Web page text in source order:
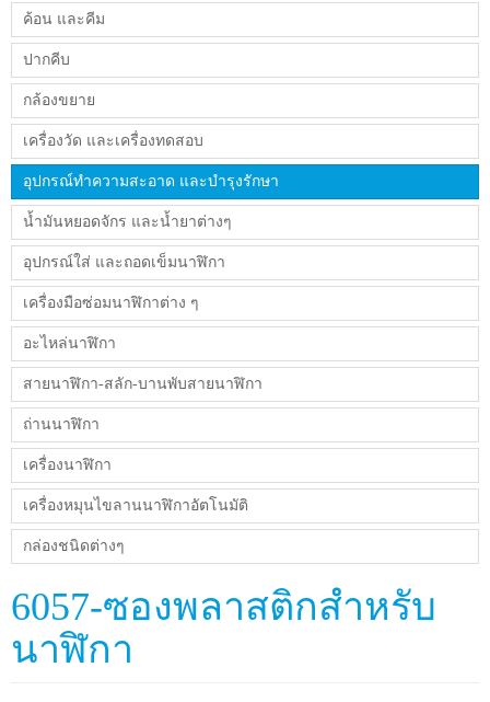
ค้อน และคีม
ปากคีบ
กล้องขยาย
เครื่องวัด และเครื่องทดสอบ
อุปกรณ์ทำความสะอาด และบำรุงรักษา
น้ำมันหยอดจักร และน้ำยาต่างๆ
อุปกรณ์ใส่ และถอดเข็มนาฬิกา
เครื่องมือซ่อมนาฬิกาต่าง ๆ
อะไหล่นาฬิกา
สายนาฬิกา-สลัก-บานพับสายนาฬิกา
ถ่านนาฬิกา
เครื่องนาฬิกา
เครื่องหมุนไขลานนาฬิกาอัตโนมัติ
กล่องชนิดต่างๆ
6057-ซองพลาสติกสำหรับ
นาฬิกา